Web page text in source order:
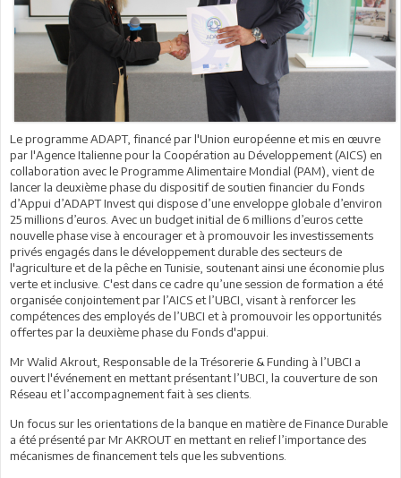
Le programme ADAPT, financé par l'Union européenne et mis en œuvre
par l'Agence Italienne pour la Coopération au Développement (AICS) en
collaboration avec le Programme Alimentaire Mondial (PAM), vient de
lancer la deuxième phase du dispositif de soutien financier du Fonds
d’Appui d’ADAPT Invest qui dispose d’une enveloppe globale d’environ
25 millions d’euros. Avec un budget initial de 6 millions d’euros cette
nouvelle phase vise à encourager et à promouvoir les investissements
privés engagés dans le développement durable des secteurs de
l'agriculture et de la pêche en Tunisie, soutenant ainsi une économie plus
verte et inclusive. C'est dans ce cadre qu’une session de formation a été
organisée conjointement par l’AICS et l’UBCI, visant à renforcer les
compétences des employés de l’UBCI et à promouvoir les opportunités
offertes par la deuxième phase du Fonds d'appui.
Mr Walid Akrout, Responsable de la Trésorerie & Funding à l’UBCI a
ouvert l'événement en mettant présentant l’UBCI, la couverture de son
Réseau et l’accompagnement fait à ses clients.
Un focus sur les orientations de la banque en matière de Finance Durable
a été présenté par Mr AKROUT en mettant en relief l’importance des
mécanismes de financement tels que les subventions.